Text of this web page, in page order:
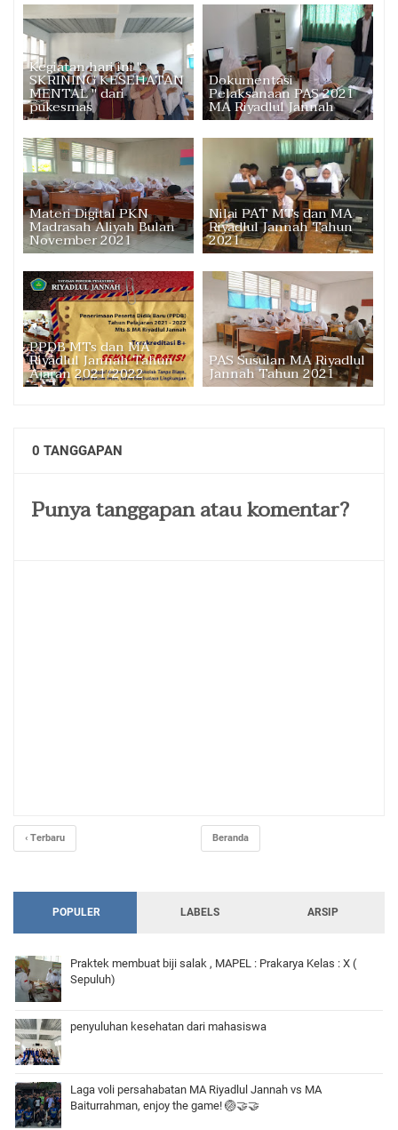
Kegiatan hari ini "
SKRINING KESEHATAN
MENTAL " dari
pukesmas
Dokumentasi
Pelaksanaan PAS 2021
MA Riyadlul Jannah
Materi Digital PKN
Madrasah Aliyah Bulan
November 2021
Nilai PAT MTs dan MA
Riyadlul Jannah Tahun
2021
PPDB MTs dan MA
Riyadlul Jannah Tahun
Ajaran 2021/2022
PAS Susulan MA Riyadlul
Jannah Tahun 2021
0 TANGGAPAN
‹ Terbaru Beranda
POPULER LABELS ARSIP
Praktek membuat biji salak , MAPEL : Prakarya Kelas : X (
Sepuluh)
penyuluhan kesehatan dari mahasiswa
Laga voli persahabatan MA Riyadlul Jannah vs MA
Baiturrahman, enjoy the game! 🏐🤝🤝